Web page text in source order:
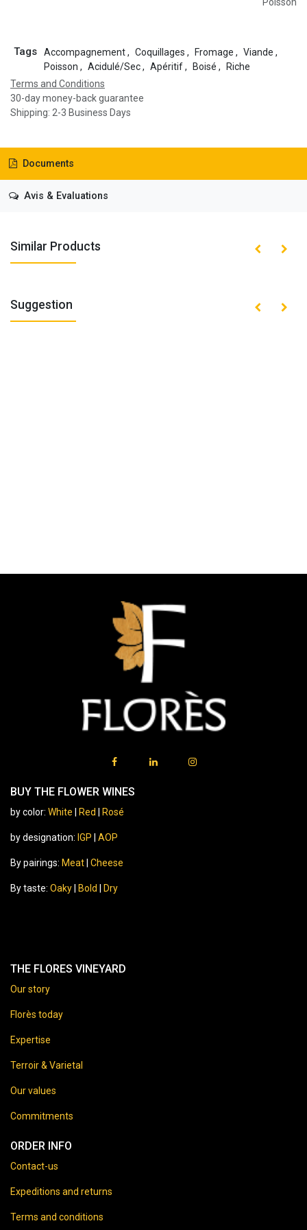
Poisson
Tags Accompagnement, Coquillages , Fromage , Viande ,
Poisson , Acidulé/Sec, Apéritif, Boisé ,
Riche
Terms and Conditions
30-day money-back guarantee
Shipping: 2-3 Business Days
Documents
Avis & Evaluations
Similar Products
Suggestion
BUY THE FLOWER WINES
by color: White Red Rosé
by designation: IGP AOP
By pairings: Meat Cheese
By taste: Oaky Bold Dry
THE FLORES VINEYARD
Our story
Florès today
Expertise
Terroir & Varietal
Our values
Commitments
ORDER INFO
Contact-us
Expeditions and returns
Terms and conditions